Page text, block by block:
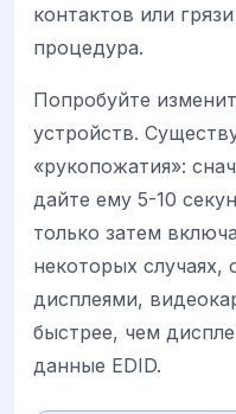
контактов или
процедура.
Попробуйте
устройств.
«рукопожатия»:
дайте ему 5-10
только затем
некоторых случаях,
дисплеями,
быстрее, чем
данные EDID.